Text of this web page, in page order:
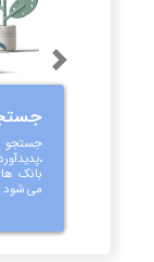
جستجو
بانک
می شود
Next